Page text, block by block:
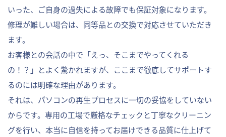
いった、ご自身の過失による故障でも保証対象になります。
修理が難しい場合は、同等品との交換で対応させていただき
ます。
お客様との会話の中で「えっ、そこまでやってくれる
の！？」とよく驚かれますが、ここまで徹底してサポートす
るのには明確な理由があります。
それは、パソコンの再生プロセスに一切の妥協をしていない
からです。専用の工場で厳格なチェックと丁寧なクリーニン
グを行い、本当に自信を持ってお届けできる品質に仕上げて